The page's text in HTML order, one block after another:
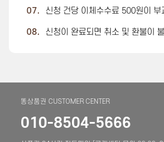
07. 신청 건당 이체수수료 500원이 부
08. 신청이 완료되면 취소 및 환불이
똥상품권 CUSTOMER CENTER
010-8504-5666